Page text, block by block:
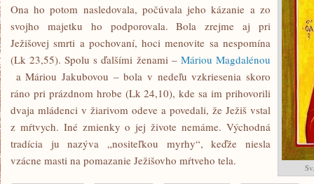
Ona ho potom nasledovala, počúvala jeho kázanie a zo
svojho majetku ho podporovala. Bola zrejme aj pri
Ježišovej smrti a pochovaní, hoci menovite sa nespomína
(Lk 23,55). Spolu s ďalšími ženami – Máriou Magdalénou
a Máriou Jakubovou – bola v nedeľu vzkriesenia skoro
ráno pri prázdnom hrobe (Lk 24,10), kde sa im prihovorili
dvaja mládenci v žiarivom odeve a povedali, že Ježiš vstal
z mŕtvych. Iné zmienky o jej živote nemáme. Východná
tradícia ju nazýva „nositeľkou myrhy“, keďže niesla
vzácne masti na pomazanie Ježišovho mŕtveho tela.